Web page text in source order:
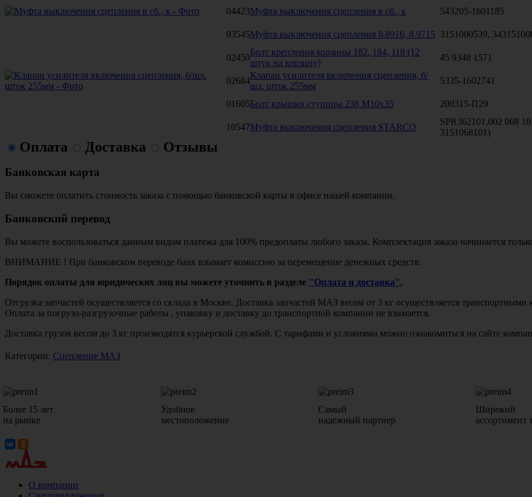
04423Муфта выключения сцепления в сб., к 543205-1601185
03545Муфта выключения сцепления 8.8916, 8.9715 3151000539,
02450
Болт крепления корзины 182, 184, 118 (12
штук на корзину)
45 9348 1571
02684
Клапан усилителя включения сцепления, б/
шл. шток 255мм
5335-1602741
01605Болт крышки ступицы 238 М10х35 200315-П29
10547Муфта выключения сцепления STARCO
SPR362101,002 068
3151068101)
Оплата Доставка Отзывы
Банковская карта
Вы сможете оплатить стоимость заказа с помощью банковской карты в офисе нашей компании.
Банковский перевод
Вы можете воспользоваться данным видом платежа для 100% предоплаты любого заказа. Комплектация заказа начинается
ВНИМАНИЕ ! При банковском переводе банк взымает комиссию за перемещение денежных средств.
Порядок оплаты для юридических лиц вы можете уточнить в разделе "Оплата и доставка".
Отгрузка запчастей осуществляется со склада в Москве. Доставка запчастей МАЗ весом от 3 кг осуществляется
Оплата за погрузо-разгрузочные работы , упаковку и доставку до транспортной компании не взимается.
Доставка грузов весом до 3 кг производятся курьерской службой. С тарифами и условиями можно ознакомиться на сайте
Категории: Сцепление МАЗ
Более 15 лет
на рынке
Удобное
местоположение
Самый
надежный партнер
Широкий
ассортимент
О компании